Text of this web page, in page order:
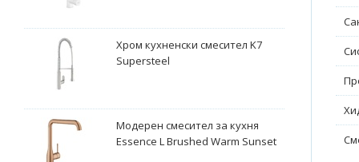
Хром кухненски смесител K7
Supersteel
Модерен смесител за кухня
Essence L Brushed Warm Sunset